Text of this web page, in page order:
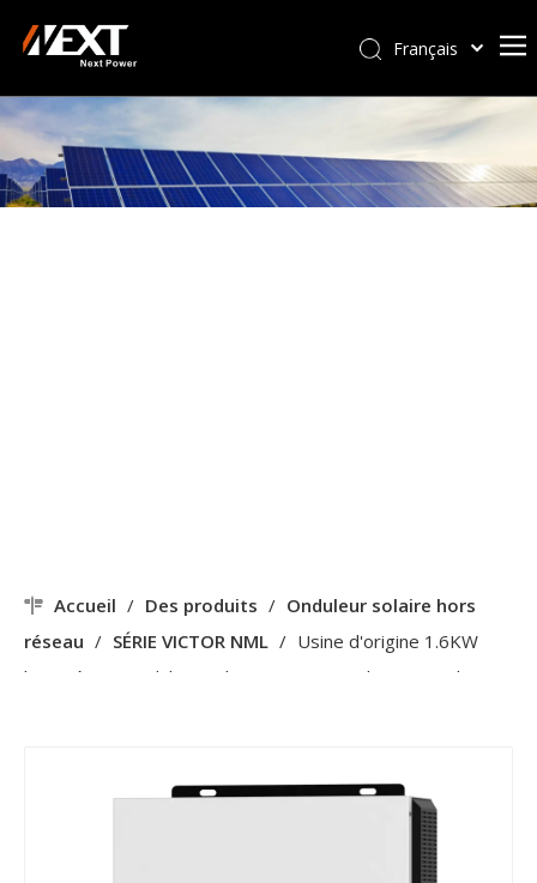
Français
Kiswahili
ไทย
Italiano
Accueil / Des produits / Onduleur solaire hors
réseau / SÉRIE VICTOR NML / Usine d'origine 1.6KW
hors réseau onduleur solaire 80A MPPT chargeur solaire